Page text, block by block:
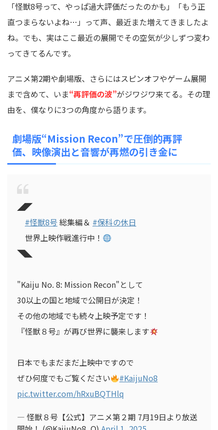
「怪獣8号って、やっぱ過大評価だったのかも」「もう正
直つまらないよね…」って声、最近また増えてきましたよ
ね。でも、実はここ最近の展開でその空気が少しずつ変わ
ってきてるんです。
アニメ第2期や劇場版、さらにはスピンオフやゲーム展開
まで含めて、いま“再評価の波”がジワジワ来てる。その理
由を、僕なりに3つの角度から語ります。
劇場版“Mission Recon”で圧倒的再評
価、映像演出と音響が再燃の引き金に
◢◤
#怪獣8号総集編＆ #保科の休日
世界上映作戦進行中！
◥◣
"Kaiju No. 8: Mission Recon"として
30以上の国と地域で公開日が決定！
その他の地域でも続々上映予定です！
『怪獣８号』が再び世界に襲来します
日本でもまだまだ上映中ですので
ぜひ何度でもご覧ください
#KaijuNo8
pic.twitter.com/hRxuBQTHlq
— 怪獣８号【公式】アニメ第２期 7月19日より放送